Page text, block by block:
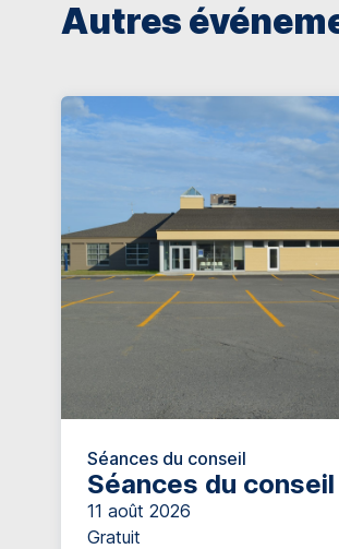
Autres
Séances du conseil
Séances du conseil
11 août 2026
Gratuit